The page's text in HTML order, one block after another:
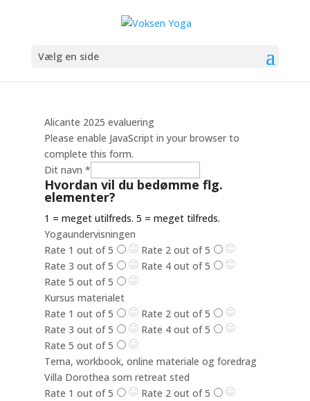
Vælg en side
Alicante 2025 evaluering
Please enable JavaScript in your browser to
complete this form.
Dit navn *
Hvordan vil du bedømme flg.
elementer?
1 = meget utilfreds. 5 = meget tilfreds.
Yogaundervisningen
Rate 1 out of 5
Rate 2 out of 5
Rate 3 out of 5
Rate 4 out of 5
Rate 5 out of 5
Kursus materialet
Rate 1 out of 5
Rate 2 out of 5
Rate 3 out of 5
Rate 4 out of 5
Rate 5 out of 5
Tema, workbook, online materiale og foredrag
Villa Dorothea som retreat sted
Rate 1 out of 5
Rate 2 out of 5